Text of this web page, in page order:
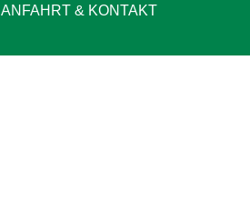
ANFAHRT & KONTAKT